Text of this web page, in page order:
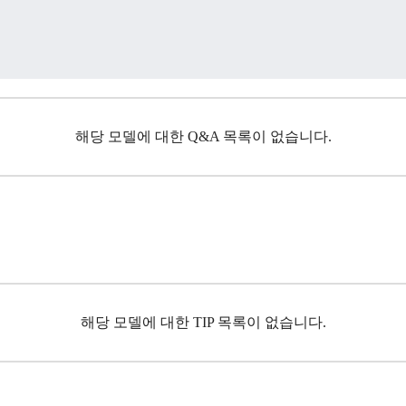
해당 모델에 대한 Q&A 목록이 없습니다.
해당 모델에 대한 TIP 목록이 없습니다.